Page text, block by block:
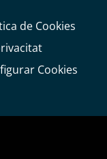
de Cookies
Cookies